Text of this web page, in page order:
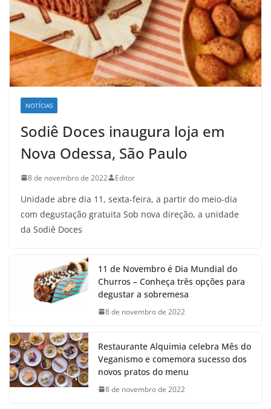
NOTÍCIAS
Sodiê Doces inaugura loja em
Nova Odessa, São Paulo
8 de novembro de 2022 Editor
Unidade abre dia 11, sexta-feira, a partir do meio-dia
com degustação gratuita Sob nova direção, a unidade
da Sodiê Doces
11 de Novembro é Dia Mundial do
Churros – Conheça três opções para
degustar a sobremesa
8 de novembro de 2022
Restaurante Alquimia celebra Mês do
Veganismo e comemora sucesso dos
novos pratos do menu
8 de novembro de 2022